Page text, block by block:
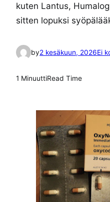
kuten Lantus,
sitten lopuksi
by2 kesäkuun, 2026Ei
1 MinuuttiRead Time